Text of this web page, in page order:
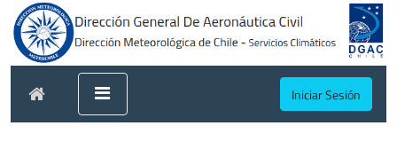
Iniciar Sesión